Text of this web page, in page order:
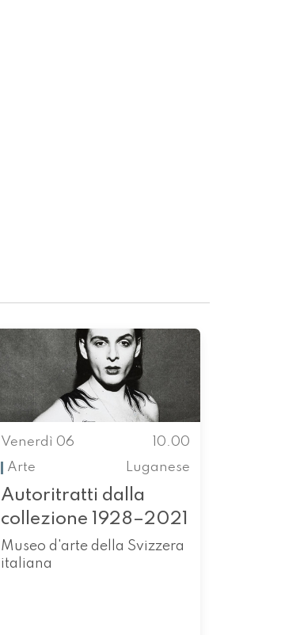
Venerdì 06
10.00
Arte
Luganese
Autoritratti dalla
collezione 1928–2021
Museo d'arte della Svizzera
italiana